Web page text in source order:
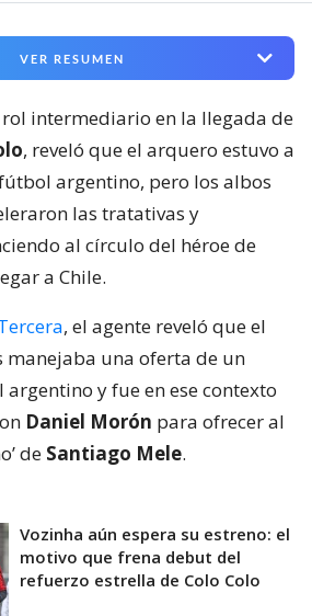
VER RESUMEN
intermediario en la llegada de
, reveló que el arquero estuvo a
argentino, pero los albos
las tratativas y
al círculo del héroe de
a Chile.
, el agente reveló que el
manejaba una oferta de un
argentino y fue en ese contexto
Daniel Morón para ofrecer al
de Santiago Mele.
Vozinha aún espera su estreno: el
motivo que frena debut del
refuerzo estrella de Colo Colo